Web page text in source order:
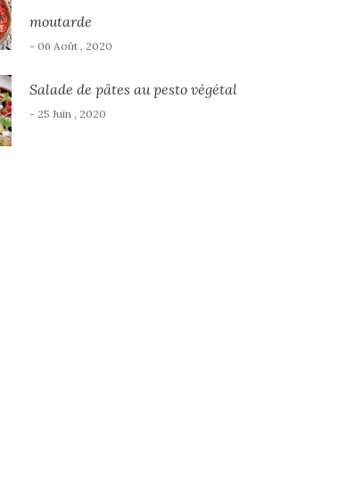
moutarde
- 06 Août , 2020
Salade de pâtes au pesto végétal
- 25 Juin , 2020